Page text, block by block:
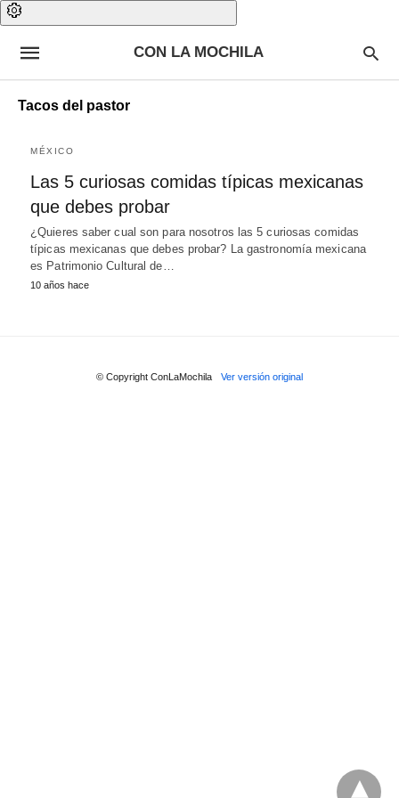
CON LA MOCHILA
Tacos del pastor
MÉXICO
Las 5 curiosas comidas típicas mexicanas
que debes probar
¿Quieres saber cual son para nosotros las 5 curiosas comidas
típicas mexicanas que debes probar? La gastronomía mexicana
es Patrimonio Cultural de…
10 años hace
© Copyright ConLaMochila Ver versión original